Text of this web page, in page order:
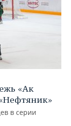
«Ак
в серии